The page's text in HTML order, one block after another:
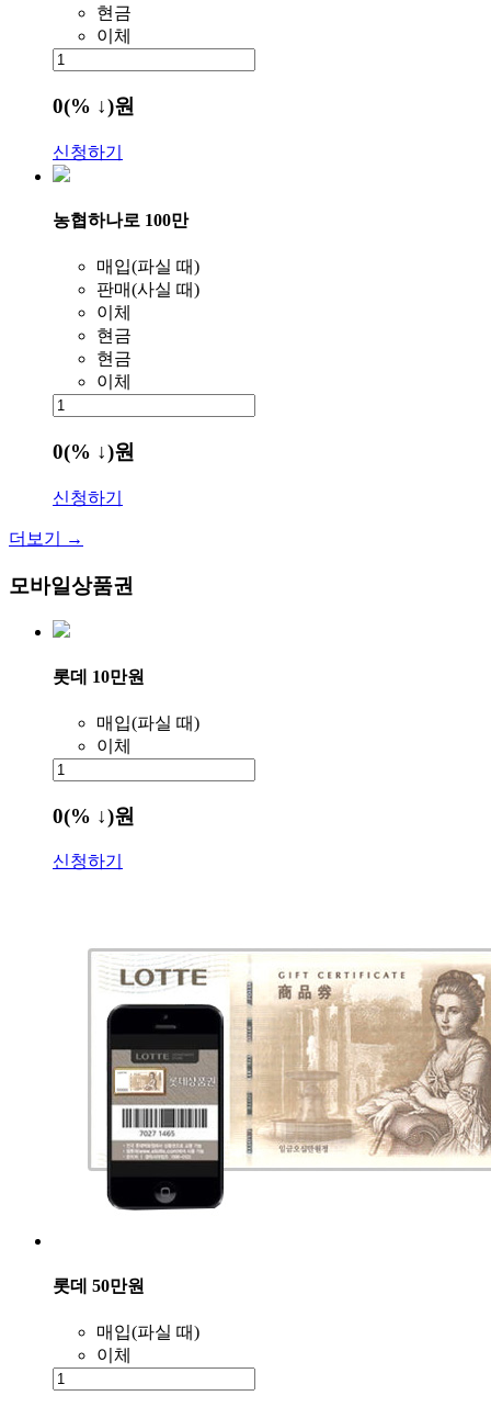
현금
이체
0(% ↓)원
신청하기
농협하나로 100만
매입(파실 때)
판매(사실 때)
이체
현금
현금
이체
0(% ↓)원
신청하기
더보기 →
모바일상품권
롯데 10만원
매입(파실 때)
이체
0(% ↓)원
신청하기
롯데 50만원
매입(파실 때)
이체